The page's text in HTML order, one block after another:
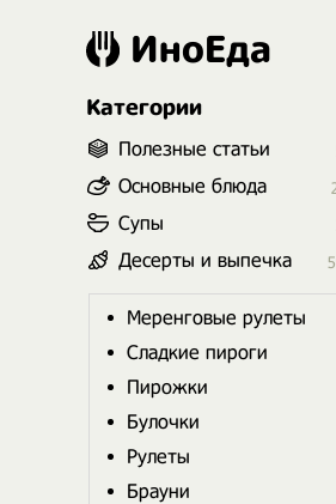
ИноЕда
Категории
Полезные статьи
Основные блюда
Супы
Десерты и выпечка
Меренговые рулеты
Сладкие пироги
Пирожки
Булочки
Рулеты
Брауни